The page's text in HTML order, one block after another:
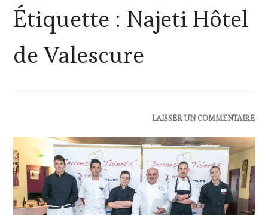
Étiquette : Najeti Hôtel
de Valescure
CUISINIER,
ŒNOLOGUE,
SOMMELIER,
SALONS
INTERNATIONAUX
LAISSER UN COMMENTAIRE